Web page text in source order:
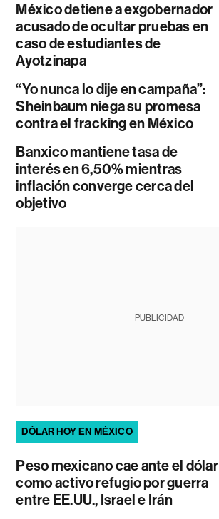
México detiene a exgobernador
acusado de ocultar pruebas en
caso de estudiantes de
Ayotzinapa
“Yo nunca lo dije en campaña”:
Sheinbaum niega su promesa
contra el fracking en México
Banxico mantiene tasa de
interés en 6,50% mientras
inflación converge cerca del
objetivo
PUBLICIDAD
DÓLAR HOY EN MÉXICO
Peso mexicano cae ante el dólar
como activo refugio por guerra
entre EE.UU., Israel e Irán